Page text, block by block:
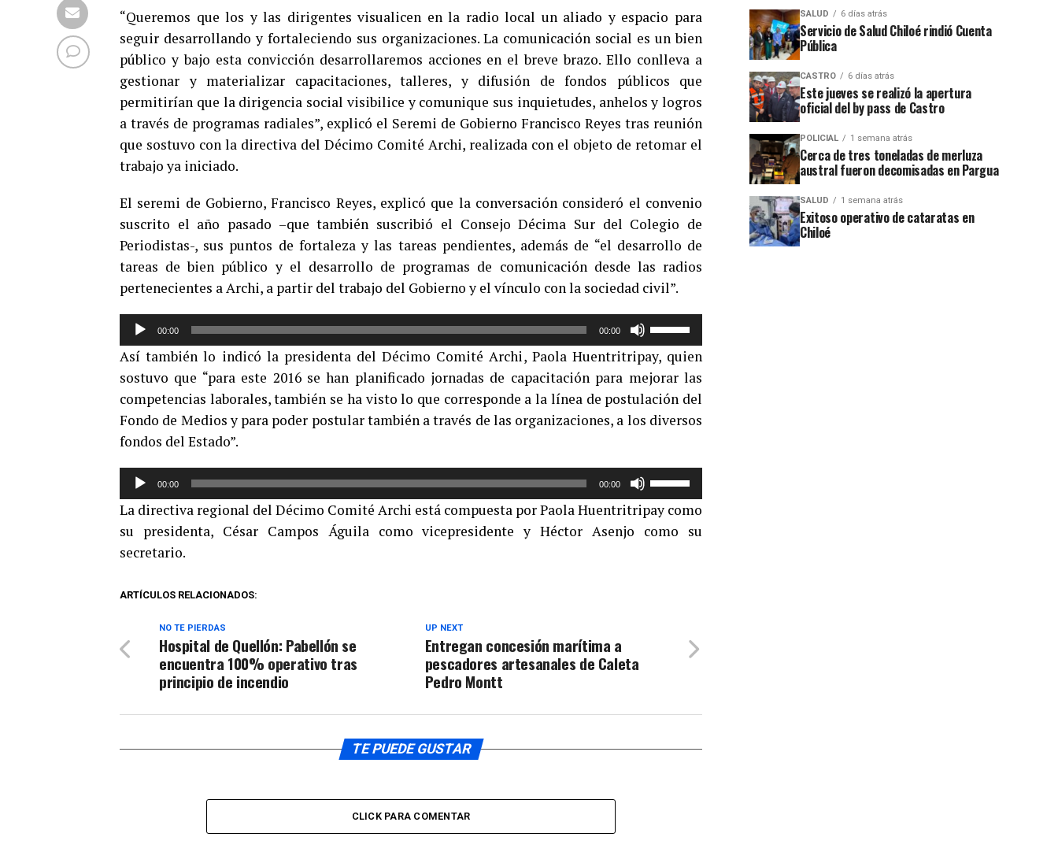
“Queremos que los y las dirigentes visualicen en la radio local un aliado y espacio para
seguir desarrollando y fortaleciendo sus organizaciones. La comunicación social es un bien
público y bajo esta convicción desarrollaremos acciones en el breve brazo. Ello conlleva a
gestionar y materializar capacitaciones, talleres, y difusión de fondos públicos que
permitirían que la dirigencia social visibilice y comunique sus inquietudes, anhelos y logros
a través de programas radiales”, explicó el Seremi de Gobierno Francisco Reyes tras reunión
que sostuvo con la directiva del Décimo Comité Archi, realizada con el objeto de retomar el
trabajo ya iniciado.
El seremi de Gobierno, Francisco Reyes, explicó que la conversación consideró el convenio
suscrito el año pasado –que también suscribió el Consejo Décima Sur del Colegio de
Periodistas-, sus puntos de fortaleza y las tareas pendientes, además de “el desarrollo de
tareas de bien público y el desarrollo de programas de comunicación desde las radios
pertenecientes a Archi, a partir del trabajo del Gobierno y el vínculo con la sociedad civil”.
Reproductor
audio
00:00 00:00
teclas
de
flecha
arriba/abajo
el
volumen.
Así también lo indicó la presidenta del Décimo Comité Archi, Paola Huentritripay, quien
sostuvo que “para este 2016 se han planificado jornadas de capacitación para mejorar las
competencias laborales, también se ha visto lo que corresponde a la línea de postulación del
Fondo de Medios y para poder postular también a través de las organizaciones, a los diversos
fondos del Estado”.
Reproductor
audio
00:00 00:00
teclas
de
disminuir
La directiva regional del Décimo Comité Archi está compuesta por Paola Huentritripay como
su presidenta, César Campos Águila como vicepresidente y Héctor Asenjo como su
secretario.
ARTÍCULOS RELACIONADOS:
UP NEXT
Entregan concesión marítima a
pescadores artesanales de Caleta
Pedro Montt
NO TE PIERDAS
Hospital de Quellón: Pabellón se
encuentra 100% operativo tras
principio de incendio
TE PUEDE GUSTAR
CLICK PARA COMENTAR
SALUD 6 días atrás
Servicio de Salud Chiloé rindió Cuenta
Pública
CASTRO 6 días atrás
Este jueves se realizó la apertura
oficial del by pass de Castro
POLICIAL 1 semana atrás
Cerca de tres toneladas de merluza
austral fueron decomisadas en Pargua
SALUD 1 semana atrás
Exitoso operativo de cataratas en
Chiloé